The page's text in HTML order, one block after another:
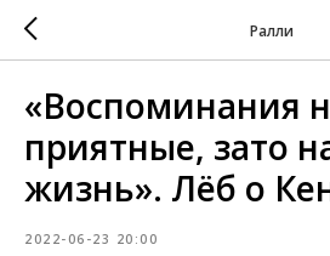
Ралли
«Воспоминания
приятные, зато
жизнь». Лёб о
2022-06-23 20:00